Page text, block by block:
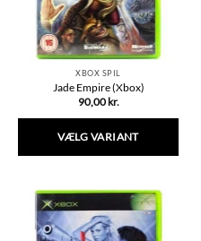
varesiden
XBOX SPIL
Jade Empire (Xbox)
90,00 kr.
VÆLG VARIANT
har
flere
varianter.